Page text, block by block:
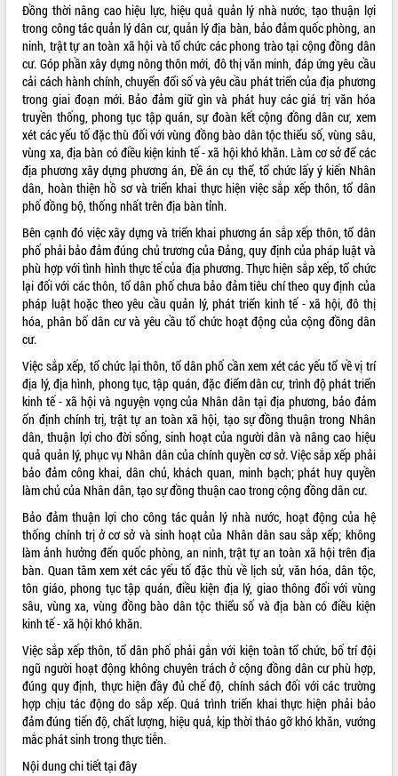
VIDEO
Khám bệnh, cấp phát thuốc miễn phí
và tặng quà người dân xã Cư Pui
Hội nghị UBND tỉnh Đắk Lắk thường kỳ
tháng 7/2026
Lễ truy tặng danh hiệu “Bà Mẹ Việt
Nam Anh hùng” và trao Huân chương
Lao động
UBND tỉnh Đắk Lắk triển khai nhiệm
vụ 6 tháng cuối năm 2026
Kỳ họp thứ Hai, Hội đồng nhân dân
tỉnh khóa XI quyết nghị nhiều nội dung
quan trọng
Bí thư Tỉnh ủy Lương Nguyễn Minh
Triết thăm, tặng quà người có công với
cách mạng
Rà soát, hoàn thiện hệ thống thiết chế
văn hóa, thể thao đáp ứng yêu cầu
phát triển mới
Thường trực HĐND tỉnh Đắk Lắk gặp
mặt Đoàn chuyên gia y tế TP. Hồ Chí
Minh
Lễ truy điệu và an táng hài cốt liệt sĩ
tại Nghĩa trang Liệt sĩ xã Sơn Hòa
Bàn giải pháp tháo gỡ khó khăn trong
xuất khẩu sầu riêng và triển khai quy
định EUDR
Thứ trưởng Bộ Nông nghiệp và Môi
trường Nguyễn Hoàng Hiệp khảo sát
ALBUM ẢNH
LIÊN KẾT WEB
THỐNG KÊ TRUY CẬP
Hôm nay: 37235
Tất cả: 66082558
Đồng thời nâng cao hiệu lực, hiệu quả quản lý nhà nước, tạo thuận lợi
trong công tác quản lý dân cư, quản lý địa bàn, bảo đảm quốc phòng, an
ninh, trật tự an toàn xã hội và tổ chức các phong trào tại cộng đồng dân
cư. Góp phần xây dựng nông thôn mới, đô thị văn minh, đáp ứng yêu cầu
cải cách hành chính, chuyển đổi số và yêu cầu phát triển của địa phương
trong giai đoạn mới. Bảo đảm giữ gìn và phát huy các giá trị văn hóa
truyền thống, phong tục tập quán, sự đoàn kết cộng đồng dân cư, xem
xét các yếu tố đặc thù đối với vùng đồng bào dân tộc thiểu số, vùng sâu,
vùng xa, địa bàn có điều kiện kinh tế - xã hội khó khăn. Làm cơ sở để các
địa phương xây dựng phương án, Đề án cụ thể, tổ chức lấy ý kiến Nhân
dân, hoàn thiện hồ sơ và triển khai thực hiện việc sắp xếp thôn, tổ dân
phố đồng bộ, thống nhất trên địa bàn tỉnh.
Bên cạnh đó việc xây dựng và triển khai phương án sắp xếp thôn, tổ dân
phố phải bảo đảm đúng chủ trương của Đảng, quy định của pháp luật và
phù hợp với tình hình thực tế của địa phương. Thực hiện sắp xếp, tổ chức
lại đối với các thôn, tổ dân phố chưa bảo đảm tiêu chí theo quy định của
pháp luật hoặc theo yêu cầu quản lý, phát triển kinh tế - xã hội, đô thị
hóa, phân bố dân cư và yêu cầu tổ chức hoạt động của cộng đồng dân
cư.
Việc sắp xếp, tổ chức lại thôn, tổ dân phố cần xem xét các yếu tổ về vị trí
địa lý, địa hình, phong tục, tập quán, đặc điểm dân cư, trình độ phát triển
kinh tế - xã hội và nguyện vọng của Nhân dân tại địa phương, bảo đảm
ổn định chính trị, trật tự an toàn xã hội, tạo sự đồng thuận trong Nhân
dân, thuận lợi cho đời sống, sinh hoạt của người dân và nâng cao hiệu
quả quản lý, phục vụ Nhân dân của chính quyền cơ sở. Việc sắp xếp phải
bảo đảm công khai, dân chủ, khách quan, minh bạch; phát huy quyền
làm chủ của Nhân dân, tạo sự đồng thuận cao trong cộng đồng dân cư.
Bảo đảm thuận lợi cho công tác quản lý nhà nước, hoạt động của hệ
thống chính trị ở cơ sở và sinh hoạt của Nhân dân sau sắp xếp; không
làm ảnh hưởng đến quốc phòng, an ninh, trật tự an toàn xã hội trên địa
bàn. Quan tâm xem xét các yếu tố đặc thù về lịch sử, văn hóa, dân tộc,
tôn giáo, phong tục tập quán, điều kiện địa lý, giao thông đối với vùng
sâu, vùng xa, vùng đồng bào dân tộc thiểu số và địa bàn có điều kiện
kinh tế - xã hội khó khăn.
Việc sắp xếp thôn, tổ dân phố phải gắn với kiện toàn tổ chức, bố trí đội
ngũ người hoạt động không chuyên trách ở cộng đồng dân cư phù hợp,
đúng quy định, thực hiện đầy đủ chế độ, chính sách đối với các trường
hợp chịu tác động do sắp xếp. Quá trình triển khai thực hiện phải bảo
đảm đúng tiến độ, chất lượng, hiệu quả, kịp thời tháo gỡ khó khăn, vướng
mắc phát sinh trong thực tiễn.
Nội dung chi tiếttại đây